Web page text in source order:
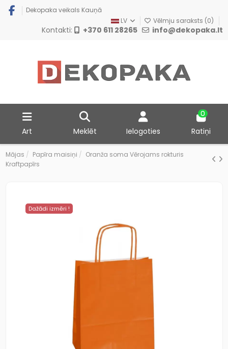
Dekopaka veikals Kauņā
LV
Vēlmju saraksts (0)
Kontakti: +370 611 28265 info@dekopaka.lt
Art Meklēt Ielogoties
0
Ratiņi
Mājas Papīra maisiņi
Oranža soma Vērojams rokturis
Kraftpapīrs
Dažādi izmēri !